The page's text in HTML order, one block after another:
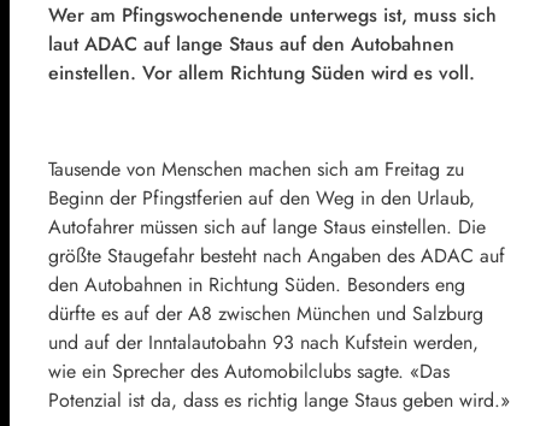
Wer am Pfingswochenende unterwegs ist, muss sich
laut ADAC auf lange Staus auf den Autobahnen
einstellen. Vor allem Richtung Süden wird es voll.
Tausende von Menschen machen sich am Freitag zu
Beginn der Pfingstferien auf den Weg in den Urlaub,
Autofahrer müssen sich auf lange Staus einstellen. Die
größte Staugefahr besteht nach Angaben des ADAC auf
den Autobahnen in Richtung Süden. Besonders eng
dürfte es auf der A8 zwischen München und Salzburg
und auf der Inntalautobahn 93 nach Kufstein werden,
wie ein Sprecher des Automobilclubs sagte. «Das
Potenzial ist da, dass es richtig lange Staus geben wird.»